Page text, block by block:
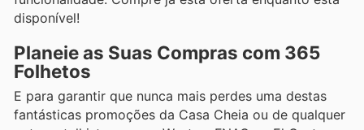
disponível!
Planeie as Suas Compras com 365
Folhetos
E para garantir que nunca mais perdes uma destas
fantásticas promoções da Casa Cheia ou de qualquer